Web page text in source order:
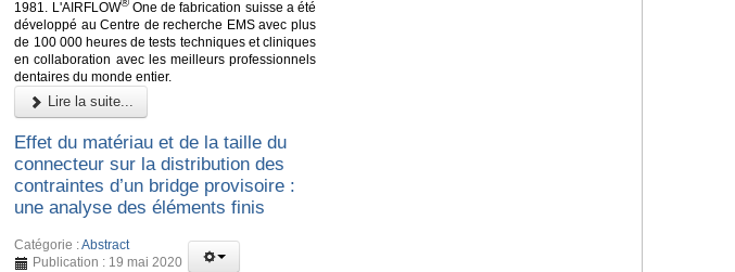
1981. L'AIRFLOW One de fabrication suisse a été
développé au Centre de recherche EMS avec plus
de 100 000 heures de tests techniques et cliniques
en collaboration avec les meilleurs professionnels
dentaires du monde entier.
Lire la suite...
Effet du matériau et de la taille du
connecteur sur la distribution des
contraintes d’un bridge provisoire :
une analyse des éléments finis
Catégorie :Abstract
Publication : 19 mai 2020